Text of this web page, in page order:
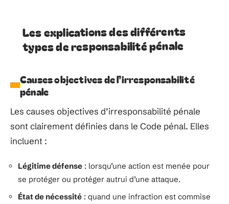
Les explications des différents
types de responsabilité pénale
Causes objectives de l’irresponsabilité
pénale
Les causes objectives d’irresponsabilité pénale
sont clairement définies dans le Code pénal. Elles
incluent :
Légitime défense : lorsqu’une action est menée pour
se protéger ou protéger autrui d’une attaque.
État de nécessité : quand une infraction est commise